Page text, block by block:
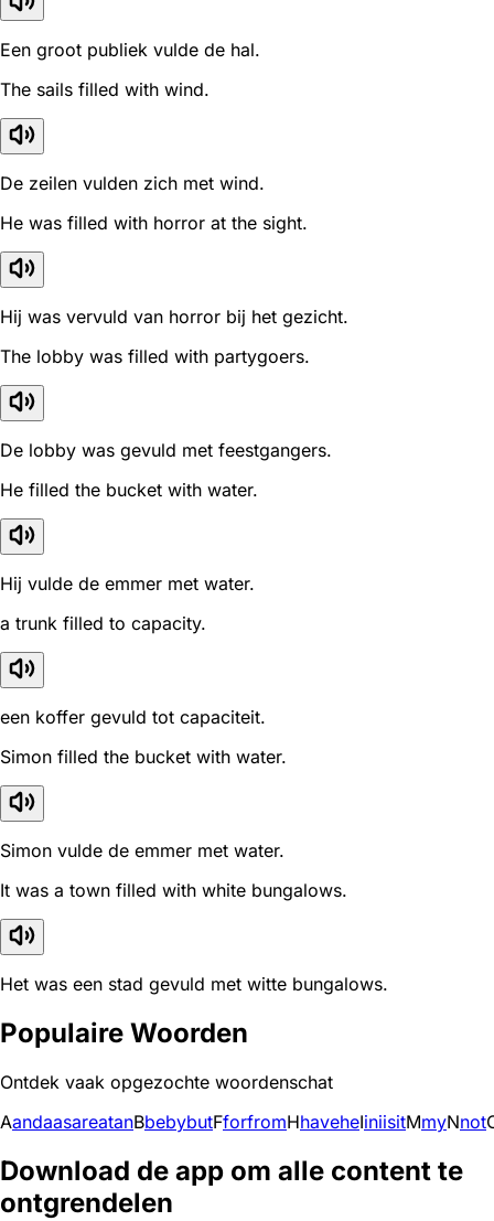
Een groot publiek vulde de hal.
The sails filled with wind.
De zeilen vulden zich met wind.
He was filled with horror at the sight.
Hij was vervuld van horror bij het gezicht.
The lobby was filled with partygoers.
De lobby was gevuld met feestgangers.
He filled the bucket with water.
Hij vulde de emmer met water.
a trunk filled to capacity.
een koffer gevuld tot capaciteit.
Simon filled the bucket with water.
Simon vulde de emmer met water.
It was a town filled with white bungalows.
Het was een stad gevuld met witte bungalows.
Populaire Woorden
Ontdek vaak opgezochte woordenschat
AandaasareatanBbebybutFforfromHhaveheIiniisitMmyNnot
Download de app om alle content te
ontgrendelen